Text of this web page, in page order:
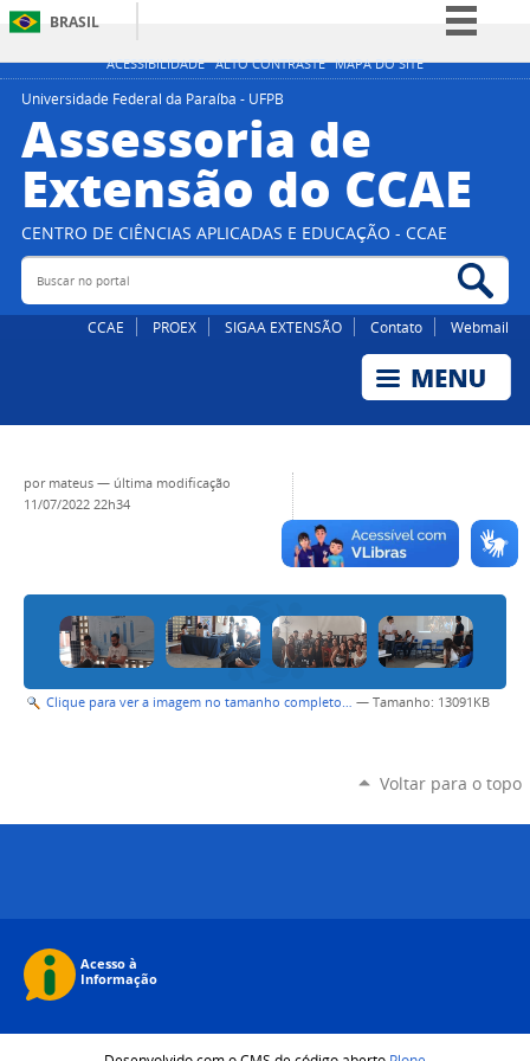
ACESSIBILIDADE ALTO CONTRASTE MAPA DO SITE
BRASIL
Simplifique!
Participe
Acesso à informação
Legislação
Canais
Universidade Federal da Paraíba - UFPB
Assessoria de
Extensão do CCAE
CENTRO DE CIÊNCIAS APLICADAS E EDUCAÇÃO - CCAE
Buscar no portal
CCAE PROEX SIGAA EXTENSÃO Contato Webmail
por mateus — última modificação
11/07/2022 22h34
Clique para ver a imagem no tamanho completo… — Tamanho: 13091KB
Voltar para o topo